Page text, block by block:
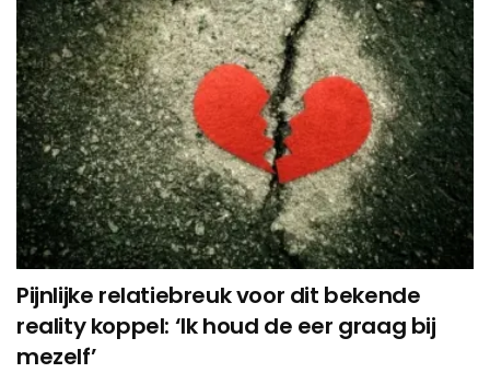
Pijnlijke relatiebreuk voor dit bekende
reality koppel: ‘Ik houd de eer graag bij
mezelf’